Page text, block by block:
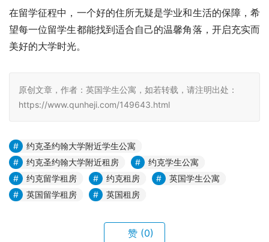
在留学征程中，一个好的住所无疑是学业和生活的保障，希
望每一位留学生都能找到适合自己的温馨角落，开启充实而
美好的大学时光。
原创文章，作者：英国学生公寓，如若转载，请注明出处：
https://www.qunheji.com/149643.html
约克圣约翰大学附近学生公寓
约克圣约翰大学附近租房
约克学生公寓
约克留学租房
约克租房
英国学生公寓
英国留学租房
英国租房
赞 (0)